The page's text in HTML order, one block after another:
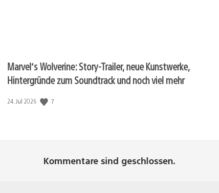
Marvel‘s Wolverine: Story-Trailer, neue Kunstwerke,
Hintergründe zum Soundtrack und noch viel mehr
Veröffentlichungsdatum:
24. Jul 2026 7
Kommentare sind geschlossen.